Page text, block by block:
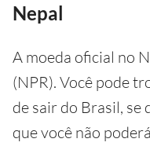
Nepal
A moeda oficial no
(NPR). Você pode
de sair do Brasil, se
que você não